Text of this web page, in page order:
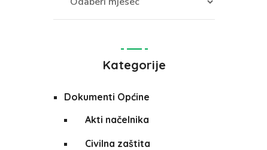
Kategorije
Dokumenti Općine
Akti načelnika
Civilna zaštita